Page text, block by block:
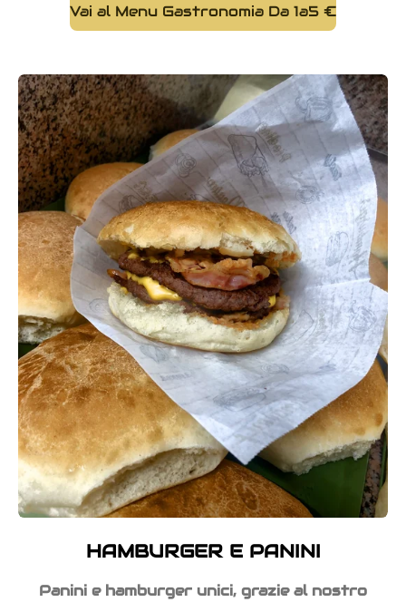
Vai al Menu Gastronomia Da 1a5 €
HAMBURGER E PANINI
Panini e hamburger unici, grazie al nostro